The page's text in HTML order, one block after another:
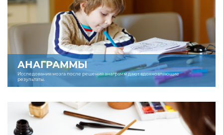
АНАГРАММЫ
Исследования мозга после решения анаграмм дают вдохновляющие
результаты.